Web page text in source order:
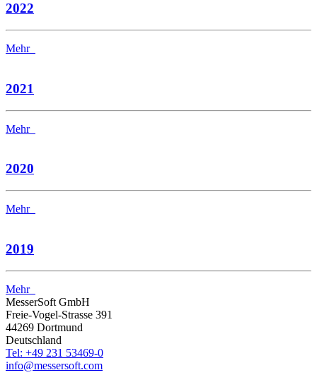
2022
Mehr
2021
Mehr
2020
Mehr
2019
Mehr
MesserSoft GmbH
Freie-Vogel-Strasse 391
44269 Dortmund
Deutschland
Tel: +49 231 53469-0
info@messersoft.com